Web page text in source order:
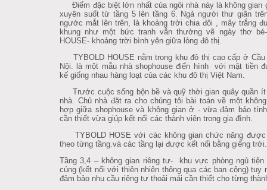
Điểm đặc biệt lớn nhất của ngôi nhà này là không gian
xuyên suốt từ tầng 5 lên tầng 6. Ngả người thư giãn
ngước mắt lên trên, là khoảng trời chia đôi , mây trắng
khung như một bức tranh vẫn thường vẽ ngày thơ bé-
HOUSE- khoảng trời bình yên giữa lòng đô thị.
TYBOLD HOUSE nằm trong khu đô thị cao cấp ở Cầu
Nội. là một mẫu nhà shophouse điển hình với mặt tiền
kế giống nhau hàng loạt của các khu đô thị Việt Nam.
Trước cuộc sống bộn bề và quỹ thời gian quây quần ít
nhà. Chủ nhà đặt ra cho chúng tôi bài toán về một
hợp giữa shophouse và không gian ở - vừa đảm bảo
cần thiết vừa giúp kết nối các thành viên trong gia đình.
TYBOLD HOSE với các không gian chức năng
theo từng tầng.và các tầng lại được kết nối bằng giếng trời.
Tầng 3,4 – không gian riêng tư- khu vực phòng ngủ tiện
cúng (kết nối với thiên nhiên thông qua các ban công) tuy
đảm bảo nhu cầu riêng tư thoải mái cần thiết cho từng